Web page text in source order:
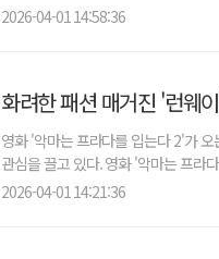
2026-04-01 14:58:36
화려한 패션 매거진 '런웨
영화 '악마는 프라다를 입는다 2'가
관심을 끌고 있다. 영화 '악마는 프라
2026-04-01 14:21:36